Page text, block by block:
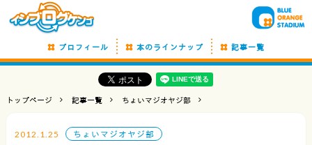
プロフィール 本のラインナップ 記事一覧
トップページ 記事一覧 ちょいマジオヤジ部
2012.1.25 ちょいマジオヤジ部